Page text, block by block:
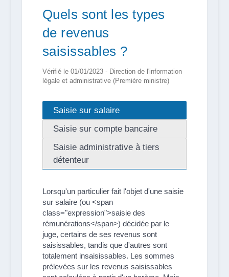
Quels sont les types
de revenus
saisissables ?
Vérifié le 01/01/2023 - Direction de l'information
légale et administrative (Première ministre)
Saisie sur salaire
Saisie sur compte bancaire
Saisie administrative à tiers
détenteur
Lorsqu'un particulier fait l'objet d'une saisie
sur salaire (ou <span
class="expression">saisie des
rémunérations</span>) décidée par le
juge, certains de ses revenus sont
saisissables, tandis que d'autres sont
totalement insaisissables. Les sommes
prélevées sur les revenus saisissables